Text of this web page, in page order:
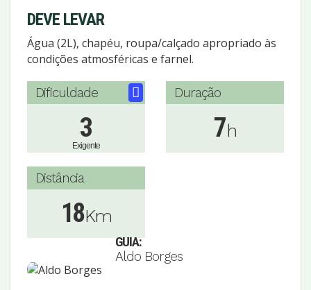
DEVE LEVAR
Água (2L), chapéu, roupa/calçado apropriado às
condições atmosféricas e farnel.
Dificuldade
3
Exigente
Duração
7h
Distância
18Km
GUIA:
Aldo Borges